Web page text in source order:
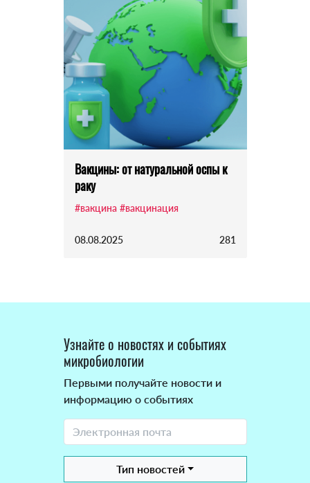
Вакцины: от натуральной оспы к
раку
#вакцина #вакцинация
08.08.2025 281
Узнайте о новостях и событиях
микробиологии
Первыми получайте новости и
информацию о событиях
Тип новостей